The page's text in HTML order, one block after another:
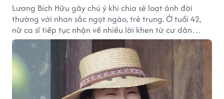
Lương Bích Hữu gây chú ý khi chia sẻ loạt ảnh đời
thường với nhan sắc ngọt ngào, trẻ trung. Ở tuổi 42,
nữ ca sĩ tiếp tục nhận về nhiều lời khen từ cư dân
mạng.